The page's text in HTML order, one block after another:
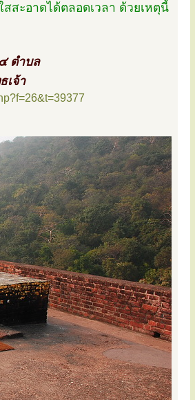
สะอาดได้ตลอดเวลา ด้วยเหตุนี้
ตำบล
เจ้า